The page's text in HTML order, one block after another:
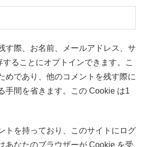
す際、お名前、メールアドレス、サ
ることにオプトインできます。こ
めであり、他のコメントを残す際に
手間を省きます。この Cookie は1
トを持っており、このサイトにログ
あなたのブラウザーが Cookie を受